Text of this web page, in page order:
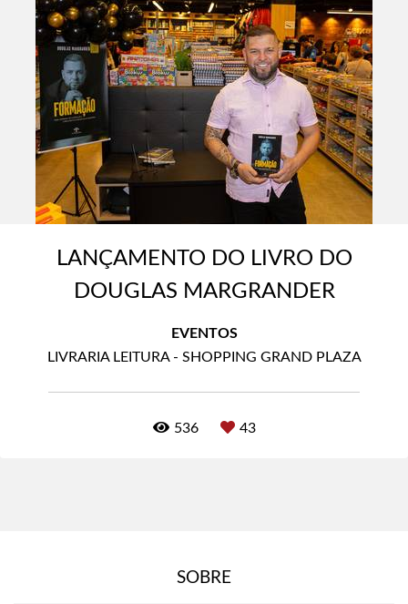
LANÇAMENTO DO LIVRO DO
DOUGLAS MARGRANDER
EVENTOS
LIVRARIA LEITURA - SHOPPING GRAND PLAZA
536 43
SOBRE